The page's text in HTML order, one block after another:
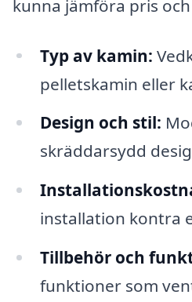
kunna jämföra pris
Typ av kamin:
pelletskamin eller
Design och stil:
skräddarsydd
installation kontra
Tillbehör och
funktioner som